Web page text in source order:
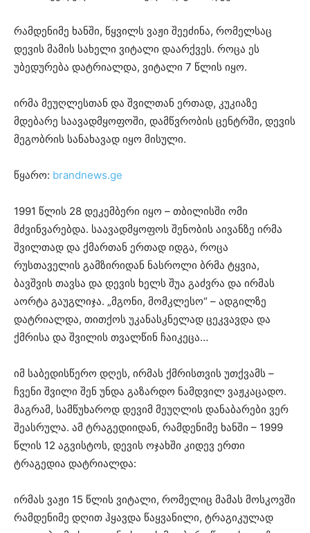
რამდენიმე ხანში, წყვილს ვაჟი შეეძინა, რომელსაც
დევის მამის სახელი ვიტალი დაარქვეს. როცა ეს
უბედურება დატრიალდა, ვიტალი 7 წლის იყო.
ირმა მეუღლესთან და შვილთან ერთად, კუკიაზე
მდებარე საავადმყოფოში, დამწვრობის ცენტრში, დევის
მეგობრის სანახავად იყო მისული.
წყარო: brandnews.ge
1991 წლის 28 დეკემბერი იყო – თბილისში ომი
მძვინვარებდა. საავადმყოფოს შენობის აივანზე ირმა
შვილთად და ქმართან ერთად იდგა, როცა
რუსთაველის გამზირიდან ნასროლი ბრმა ტყვია,
ბავშვის თავსა და დევის ხელს შუა გაძვრა და ირმას
აორტა გაუგლიჯა. „მგონი, მომკლესო“ – ადგილზე
დატრიალდა, თითქოს უკანასკნელად ცეკვავდა და
ქმრისა და შვილის თვალწინ ჩაიკეცა…
იმ საბედისწერო დღეს, ირმას ქმრისთვის უთქვამს –
ჩვენი შვილი შენ უნდა გაზარდო ნამდვილ ვაჟკაცადო.
მაგრამ, სამწუხაროდ დევიმ მეუღლის დანაბარები ვერ
შეასრულა. ამ ტრაგედიიდან, რამდენიმე ხანში – 1999
წლის 12 აგვისტოს, დევის ოჯახში კიდევ ერთი
ტრაგედია დატრიალდა:
ირმას ვაჟი 15 წლის ვიტალი, რომელიც მამას მოსკოვში
რამდენიმე დღით ჰყავდა წაყვანილი, ტრაგიკულად